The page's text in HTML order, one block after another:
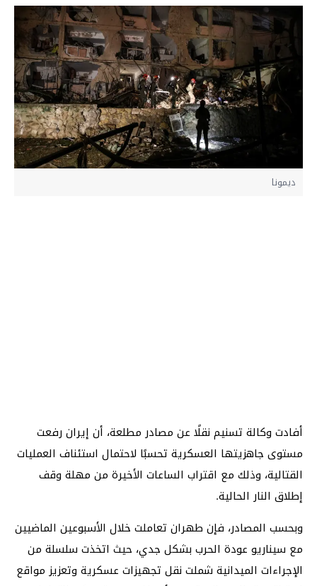
ديمونا
أفادت وكالة تسنيم نقلًا عن مصادر مطلعة، أن إيران رفعت
مستوى جاهزيتها العسكرية تحسبًا لاحتمال استئناف العمليات
القتالية، وذلك مع اقتراب الساعات الأخيرة من مهلة وقف
إطلاق النار الحالية.
وبحسب المصادر، فإن طهران تعاملت خلال الأسبوعين الماضيين
مع سيناريو عودة الحرب بشكل جدي، حيث اتخذت سلسلة من
الإجراءات الميدانية شملت نقل تجهيزات عسكرية وتعزيز مواقع